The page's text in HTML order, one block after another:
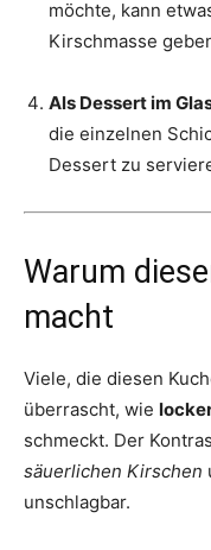
möchte, kann
Kirschmasse
Als Dessert im
die einzelnen
Dessert zu
Warum
macht
Viele, die diesen
überrascht, wie
schmeckt. Der
säuerlichen Kirschen
unschlagbar.